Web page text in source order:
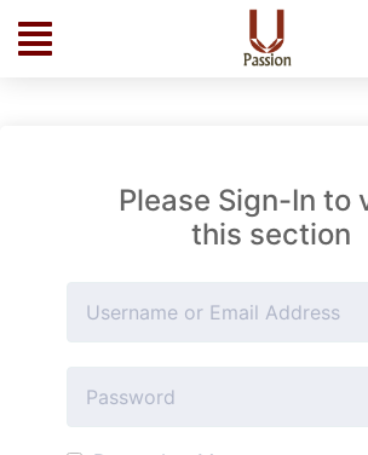
Please Sign-In to
this section